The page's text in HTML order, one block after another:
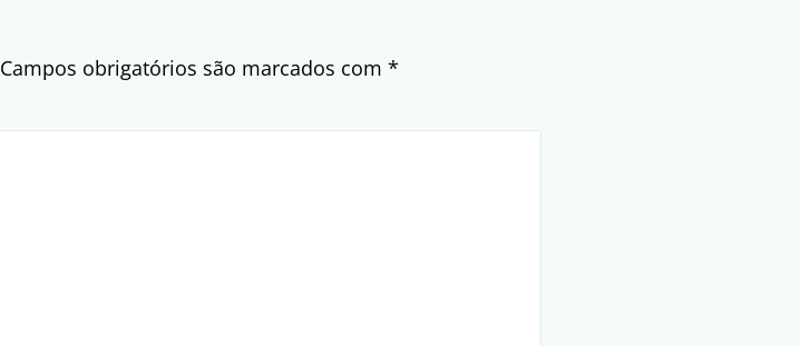
Campos obrigatórios são marcados com *